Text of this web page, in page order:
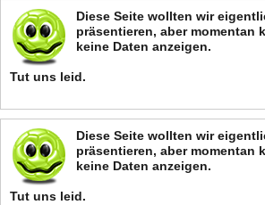
Diese Seite wollten wir
präsentieren, aber momentan
keine Daten anzeigen.
Tut uns leid.
Diese Seite wollten wir
präsentieren, aber momentan
keine Daten anzeigen.
Tut uns leid.